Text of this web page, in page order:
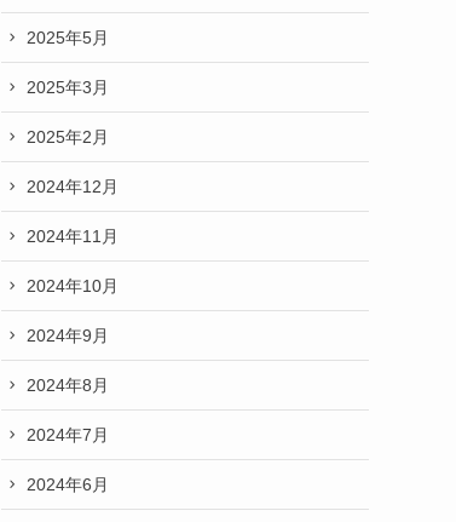
2025年5月
2025年3月
2025年2月
2024年12月
2024年11月
2024年10月
2024年9月
2024年8月
2024年7月
2024年6月